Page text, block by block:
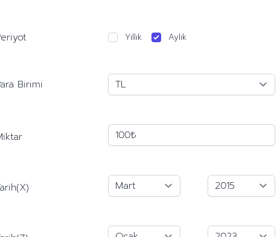
Yıllık Aylık
Birimi